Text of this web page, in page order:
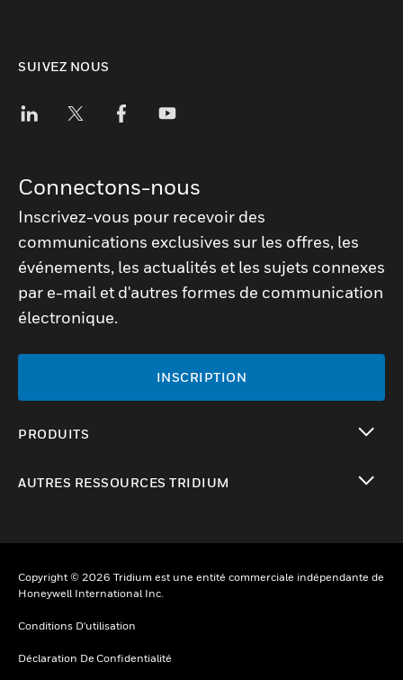
SUIVEZ NOUS
Connectons-nous
Inscrivez-vous pour recevoir des
communications exclusives sur les offres, les
événements, les actualités et les sujets connexes
par e-mail et d'autres formes de communication
électronique.
INSCRIPTION
PRODUITS
AUTRES RESSOURCES TRIDIUM
Copyright © 2026 Tridium est une entité commerciale indépendante de
Honeywell International Inc.
Conditions D'utilisation
Déclaration De Confidentialité